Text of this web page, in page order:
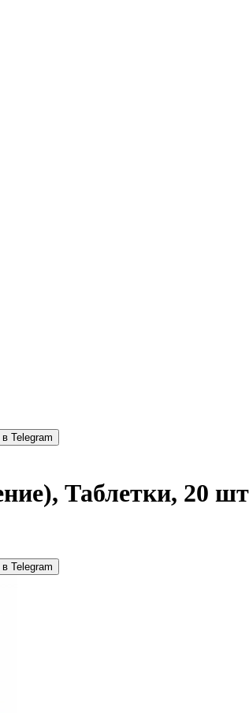
Telegram
Таблетки, 20 шт
Telegram